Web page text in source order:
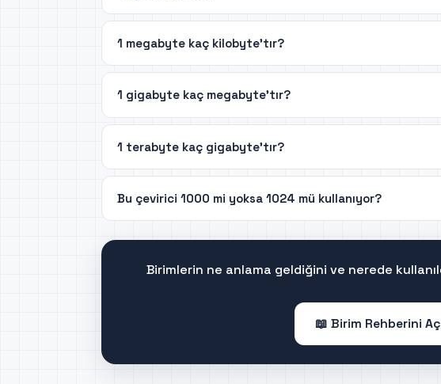
1 megabyte kaç kilobyte'tır?
1 gigabyte kaç megabyte'tır?
1 terabyte kaç gigabyte'tır?
Bu çevirici 1000 mi yoksa 1024 mü kullanıyor?
Birimlerin ne anlama geldiğini ve nerede
📖 Birim Rehberini